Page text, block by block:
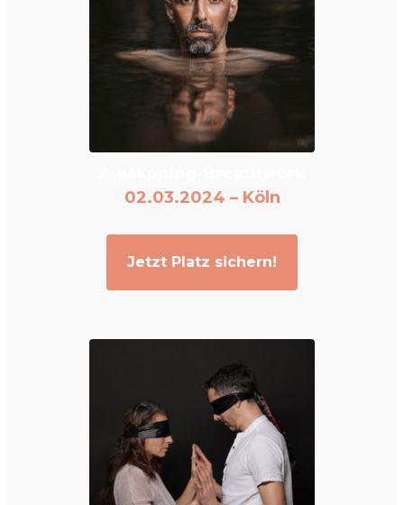
02.03.2024 – Köln
Jetzt Platz sichern!